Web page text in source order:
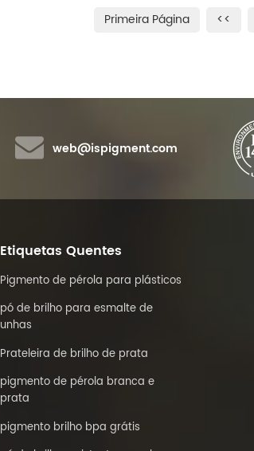
poder de cobertura, boa
saturação, faixa de mudança de
Primeira Página <<
web@ispigment.com
Etiquetas Quentes
Pigmento de pérola para plásticos
pó de brilho para esmalte de
unhas
Prateleira de brilho de prata
pigmento de pérola branca e
prata
pigmento brilho bpa grátis